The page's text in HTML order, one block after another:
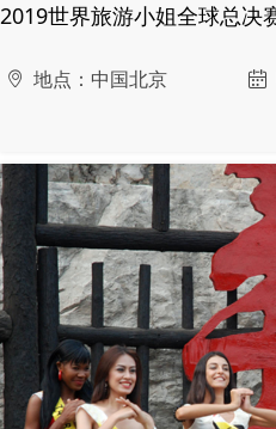
ꅄ
ꄹ 地点：中国北京
2019世界旅游小姐全球总决